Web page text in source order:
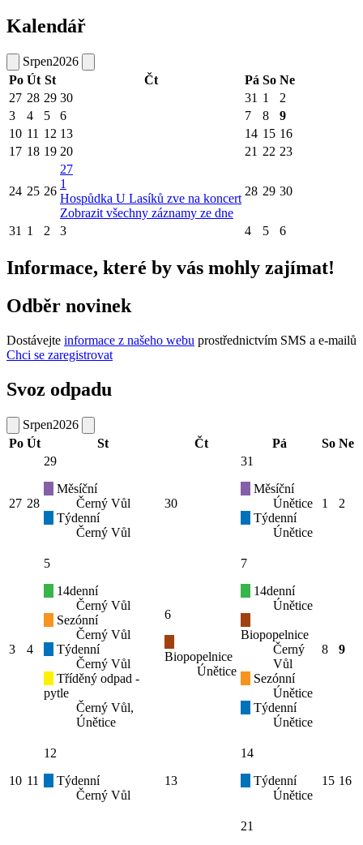
Kalendář
Srpen2026
Po Út St Čt Pá So Ne
27 28 29 30 31 1
2
3
4 5 6 7 8
9
10 11 12 13 14 15 16
17 18 19 20 21 22 23
24 25 26
27
1
Hospůdka U Lasíků zve na koncert
Zobrazit všechny záznamy ze dne
28 29 30
31 1 2 3 4 5 6
Informace, které by vás mohly zajímat!
Odběr novinek
Dostávejte informace z našeho webu prostřednictvím SMS a e-mailů
Chci se zaregistrovat
Svoz odpadu
Srpen2026
Po Út St Čt Pá So Ne
27 28
29
Měsíční
Černý Vůl
Týdenní
Černý Vůl
30
31
Měsíční
Únětice
Týdenní
Únětice
1 2
3 4
5
14denní
Černý Vůl
Sezónní
Černý Vůl
Týdenní
Černý Vůl
Tříděný odpad -
pytle
Černý Vůl,
Únětice
6
Biopopelnice
Únětice
7
14denní
Únětice
Biopopelnice
Černý
Vůl
Sezónní
Únětice
Týdenní
Únětice
8 9
10 11
12
Týdenní
Černý Vůl
13
14
Týdenní
Únětice
15 16
21